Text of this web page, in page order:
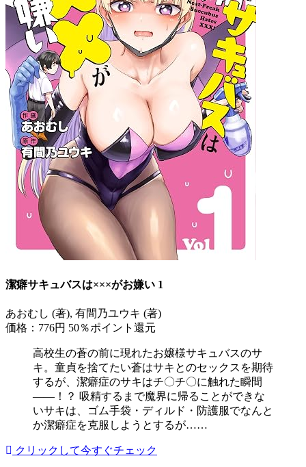
潔癖サキュバスは×××がお嫌い 1
あおむし (著), 有間乃ユウキ (著)
価格：776円 50％ポイント還元
高校生の蒼の前に現れたお嬢様サキュバスのサ
キ。童貞を捨てたい蒼はサキとのセックスを期待
するが、潔癖症のサキはチ〇チ〇に触れた瞬間
――！？ 吸精するまで魔界に帰ることができな
いサキは、ゴム手袋・ディルド・防護服でなんと
か潔癖症を克服しようとするが……
クリックして今すぐチェック